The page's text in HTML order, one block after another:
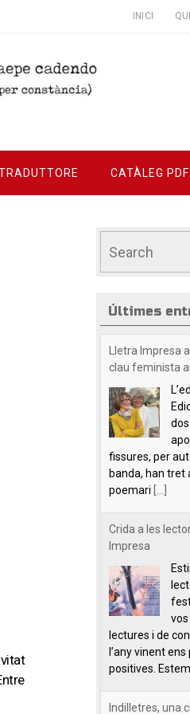
INICI
CATÀLEG PDF
Últimes
Lletra Impresa
clau feminista
fissures, per
banda, han tret
poemari
Crida a les
Impresa
lectures i de
l’any vinent
positives. Estem
Indilletres, una